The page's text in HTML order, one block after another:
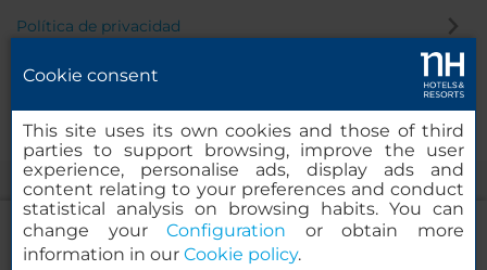
Política de privacidad
Cookie consent
This site uses its own cookies and those of third
parties to support browsing, improve the user
experience, personalise ads, display ads and
content relating to your preferences and conduct
statistical analysis on browsing habits. You can
change yourConfiguration or obtain more
information in our Cookie policy.